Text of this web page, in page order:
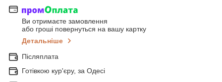
Ви отримаєте замовлення
або гроші повернуться на вашу картку
Детальніше
Післяплата
Готівкою кур'єру, за Одесі